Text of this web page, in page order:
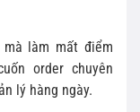
làm mất điểm
order chuyên
lý hàng ngày.